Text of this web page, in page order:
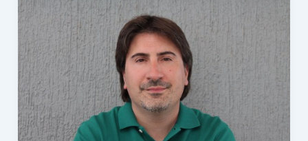
da
bienvenida
a
la
Astroingeniería